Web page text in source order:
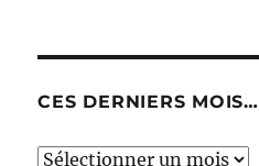
CES DERNIERS MOIS…
Ces